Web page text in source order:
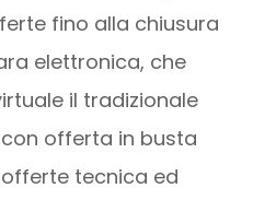
fino alla chiusura
elettronica, che
il tradizionale
offerta in busta
tecnica ed